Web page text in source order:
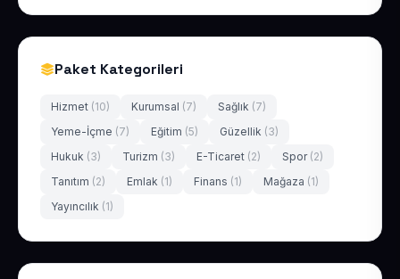
Paket Kategorileri
Hizmet (10) Kurumsal (7) Sağlık (7)
Yeme-İçme (7) Eğitim (5) Güzellik (3)
Hukuk (3) Turizm (3) E-Ticaret (2) Spor (2)
Tanıtım (2) Emlak (1) Finans (1) Mağaza (1)
Yayıncılık (1)